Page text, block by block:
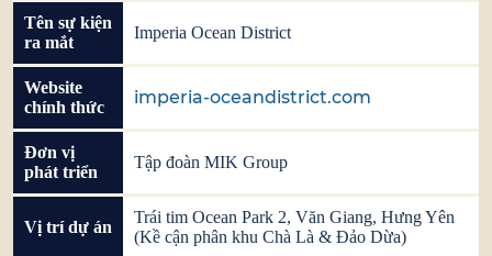
Tên sự kiện
ra mắt
Imperia Ocean District
Website
chính thức
imperia-oceandistrict.com
Đơn vị
phát triển
Tập đoàn MIK Group
Vị trí dự án
Trái tim Ocean Park 2, Văn Giang, Hưng Yên
(Kề cận phân khu Chà Là & Đảo Dừa)